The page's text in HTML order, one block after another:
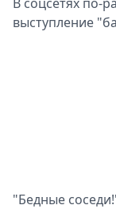
выступление
"Бедные